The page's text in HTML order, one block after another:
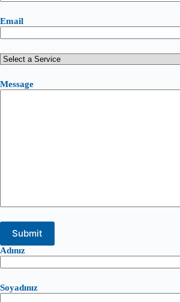
Email
Message
Adınız
Soyadınız